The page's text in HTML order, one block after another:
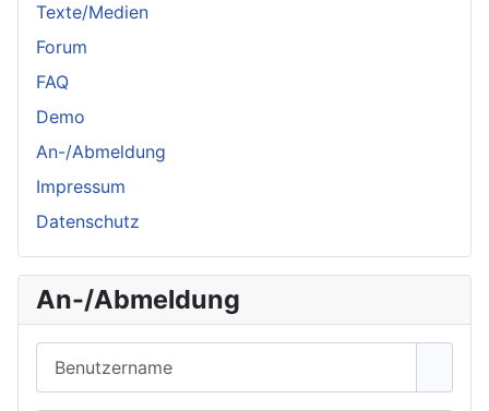
Texte/Medien
Forum
FAQ
Demo
An-/Abmeldung
Impressum
Datenschutz
An-/Abmeldung